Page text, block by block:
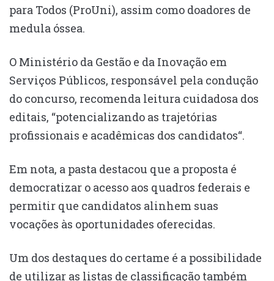
para Todos (ProUni), assim como doadores de
medula óssea.
O Ministério da Gestão e da Inovação em
Serviços Públicos, responsável pela condução
do concurso, recomenda leitura cuidadosa dos
editais, “potencializando as trajetórias
profissionais e acadêmicas dos candidatos“.
Em nota, a pasta destacou que a proposta é
democratizar o acesso aos quadros federais e
permitir que candidatos alinhem suas
vocações às oportunidades oferecidas.
Um dos destaques do certame é a possibilidade
de utilizar as listas de classificação também